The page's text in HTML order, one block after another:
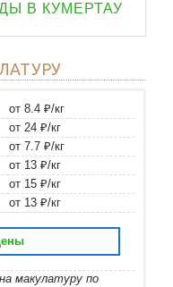
В КУМЕРТАУ
от 8.4 ₽/кг
от 24 ₽/кг
от 7.7 ₽/кг
от 13 ₽/кг
от 15 ₽/кг
от 13 ₽/кг
макулатуру по